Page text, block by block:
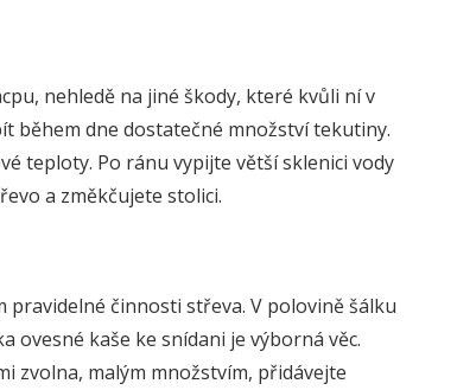
nehledě na jiné škody, které kvůli ní v
během dne dostatečné množství tekutiny.
teploty. Po ránu vypijte větší sklenici vody
a změkčujete stolici.
činnosti střeva. V polovině šálku
ovesné kaše ke snídani je výborná věc.
zvolna, malým množstvím, přidávejte